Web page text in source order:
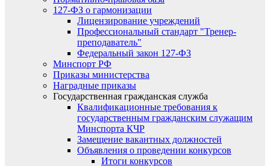
127-ФЗ о гармонизации
Лицензирование учреждений
Профессиональный стандарт "Тренер-
преподаватель"
Федеральный закон 127-ФЗ
Минспорт РФ
Приказы министерства
Наградные приказы
Государственная гражданская служба
Квалификационные требования к
государственным гражданским служащим
Минспорта КЧР
Замещение вакантных должностей
Объявления о проведении конкурсов
Итоги конкурсов